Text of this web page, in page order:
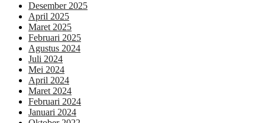
Desember 2025
April 2025
Maret 2025
Februari 2025
Agustus 2024
Juli 2024
Mei 2024
April 2024
Maret 2024
Februari 2024
Januari 2024